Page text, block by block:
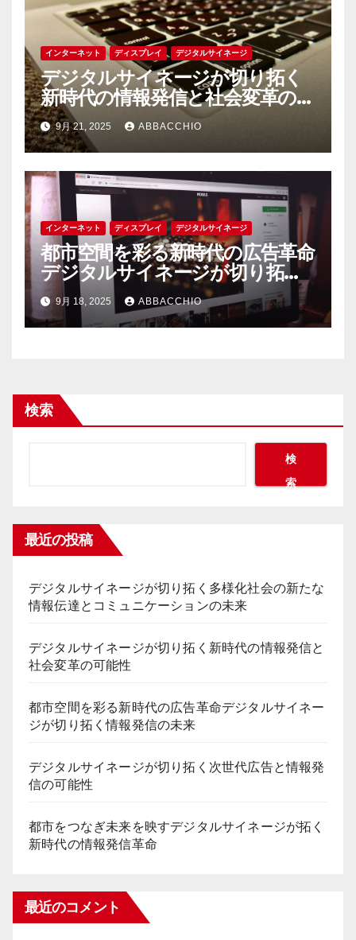
インターネット ディスプレイ デジタルサイネージ
デジタルサイネージが切り拓く
新時代の情報発信と社会変革の可
能性
9月 21, 2025 ABBACCHIO
インターネット ディスプレイ デジタルサイネージ
都市空間を彩る新時代の広告革命
デジタルサイネージが切り拓く
情報発信の未来
9月 18, 2025 ABBACCHIO
検索
検
索
最近の投稿
デジタルサイネージが切り拓く多様化社会の新たな
情報伝達とコミュニケーションの未来
デジタルサイネージが切り拓く新時代の情報発信と
社会変革の可能性
都市空間を彩る新時代の広告革命デジタルサイネー
ジが切り拓く情報発信の未来
デジタルサイネージが切り拓く次世代広告と情報発
信の可能性
都市をつなぎ未来を映すデジタルサイネージが拓く
新時代の情報発信革命
最近のコメント